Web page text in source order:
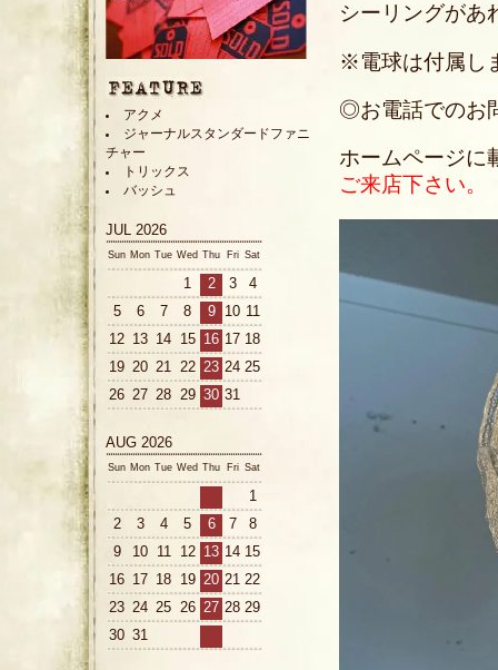
シーリングがあ
※電球は付属し
◎お電話でのお
ホームページに
ご来店下さい。
アクメ
ジャーナルスタンダードファニ
チャー
トリックス
バッシュ
JUL 2026
Sun Mon Tue Wed Thu Fri Sat
1 2 3
4
5
6 7 8 9 10 11
12 13 14 15 16 17 18
19 20 21 22 23 24 25
26 27 28 29 30 31
AUG 2026
Sun Mon Tue Wed Thu Fri Sat
1
2
3 4 5 6 7
8
9
10 11 12 13 14 15
16 17 18 19 20 21 22
23 24 25 26 27 28 29
30 31